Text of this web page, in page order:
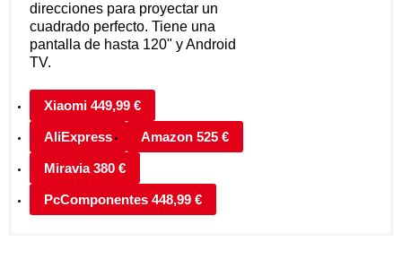
Xiaomi 449,99 €
AliExpress Amazon 525 €
Miravia 380 €
PcComponentes 448,99 €
direcciones para proyectar un
cuadrado perfecto. Tiene una
pantalla de hasta 120" y Android
TV.